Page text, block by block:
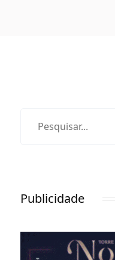
Publicidade